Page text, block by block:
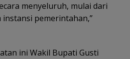
menyeluruh, mulai dari
pemerintahan,”
ini Wakil Bupati Gusti